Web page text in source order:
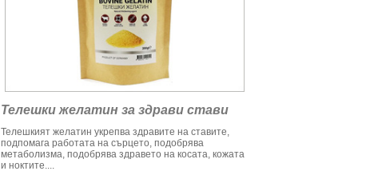
Телешки желатин за здрави стави
Телешкият желатин укрепва здравите на ставите,
подпомага работата на сърцето, подобрява
метаболизма, подобрява здравето на косата, кожата
и ноктите....